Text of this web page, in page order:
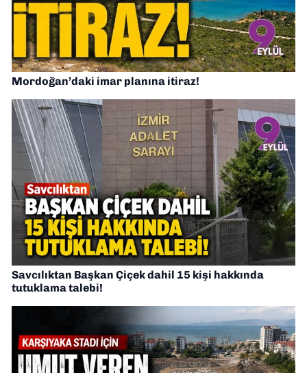
Mordoğan’daki imar planına itiraz!
Savcılıktan Başkan Çiçek dahil 15 kişi hakkında
tutuklama talebi!